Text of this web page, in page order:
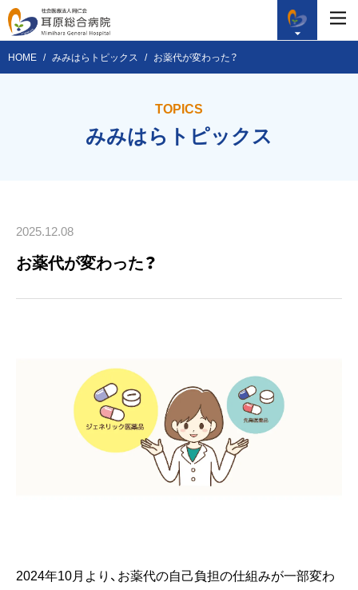
HOME みみはらトピックス お薬代が変わった？
TOPICS
みみはらトピックス
2025.12.08
お薬代が変わった？
2024年10月より、お薬代の自己負担の仕組みが一部変わ